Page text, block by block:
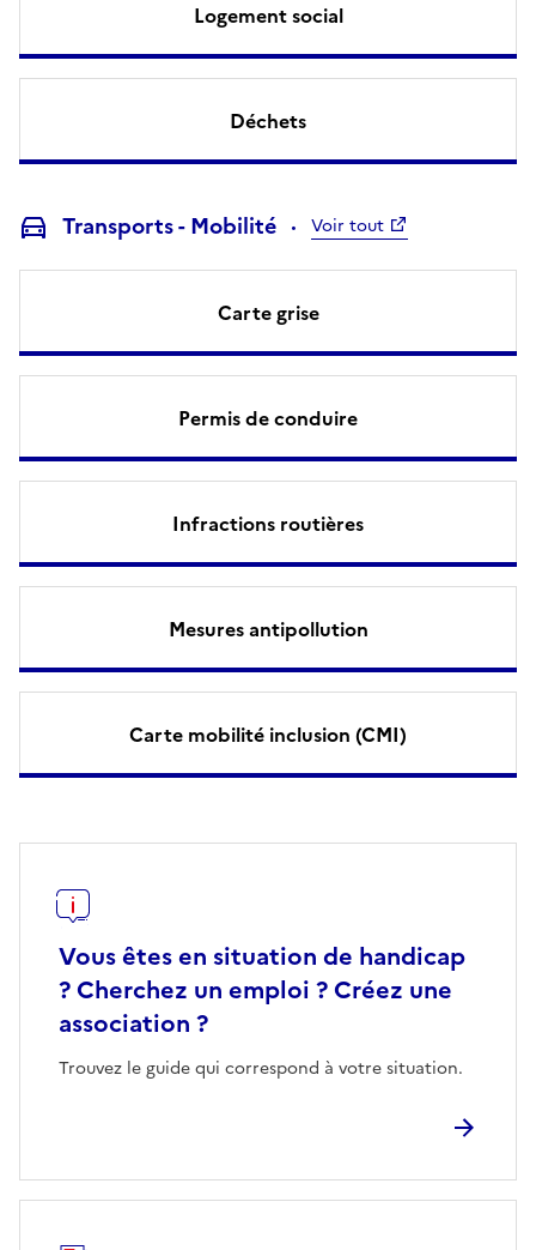
Logement social
Déchets
Transports - Mobilité Voir tout
Carte grise
Permis de conduire
Infractions routières
Mesures antipollution
Carte mobilité inclusion (CMI)
Vous êtes en situation de handicap
? Cherchez un emploi ? Créez une
association ?
Trouvez le guide qui correspond à votre situation.